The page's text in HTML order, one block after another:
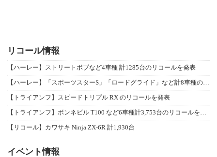
リコール情報
【ハーレー】ストリートボブなど4車種 計1285台のリコールを発表
【トライアンフ】スピードトリプル RX のリコールを発表
【リコール】カワサキ Ninja ZX-6R 計1,930台
イベント情報